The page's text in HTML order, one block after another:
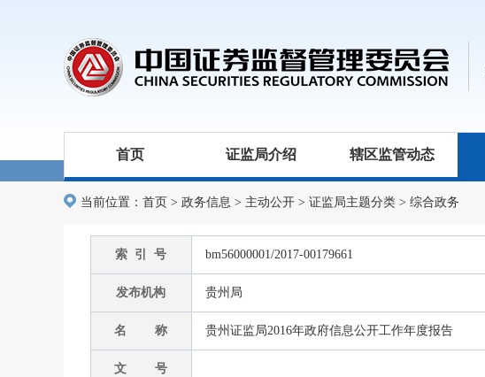
首页 证监局介绍 辖区监管动态
当前位置： 首页 > 政务信息 > 主动公开 > 证监局主题分类 > 综合政务
索 引 号 bm56000001/2017-00179661
发布机构 贵州局
名 称 贵州证监局2016年政府信息公开工作年度报告
文 号